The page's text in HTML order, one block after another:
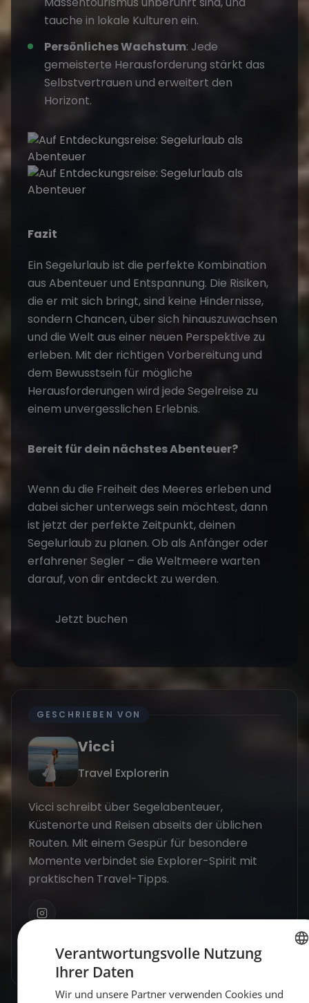
tauche in lokale Kulturen ein.
Persönliches Wachstum: Jede
gemeisterte Herausforderung stärkt das
Selbstvertrauen und erweitert den
Horizont.
Fazit
Ein Segelurlaub ist die perfekte Kombination
aus Abenteuer und Entspannung. Die Risiken,
die er mit sich bringt, sind keine Hindernisse,
sondern Chancen, über sich hinauszuwachsen
und die Welt aus einer neuen Perspektive zu
erleben. Mit der richtigen Vorbereitung und
dem Bewusstsein für mögliche
Herausforderungen wird jede Segelreise zu
einem unvergesslichen Erlebnis.
Bereit für dein nächstes Abenteuer?
Wenn du die Freiheit des Meeres erleben und
dabei sicher unterwegs sein möchtest, dann
ist jetzt der perfekte Zeitpunkt, deinen
Segelurlaub zu planen. Ob als Anfänger oder
erfahrener Segler – die Weltmeere warten
darauf, von dir entdeckt zu werden.
Jetzt buchen
GESCHRIEBEN VON
Vicci
Travel Explorerin
Vicci schreibt über Segelabenteuer,
Küstenorte und Reisen abseits der üblichen
Routen. Mit einem Gespür für besondere
Momente verbindet sie Explorer-Spirit mit
praktischen Travel-Tipps.
Zum Autorenprofil→
GERMAN
Verantwortungsvolle Nutzung
Ihrer Daten
Wir und unsere Partner verwenden Cookies und